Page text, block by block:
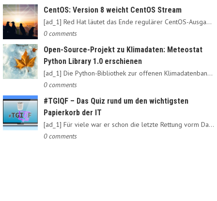
CentOS: Version 8 weicht CentOS Stream
[ad_1] Red Hat läutet das Ende regulärer CentOS-Ausgaben ein:…
0 comments
Open-Source-Projekt zu Klimadaten: Meteostat
Python Library 1.0 erschienen
[ad_1] Die Python-Bibliothek zur offenen Klimadatenbank Meteostat…
0 comments
#TGIQF – Das Quiz rund um den wichtigsten
Papierkorb der IT
[ad_1] Für viele war er schon die letzte Rettung vorm Daten-Nirvana:…
0 comments